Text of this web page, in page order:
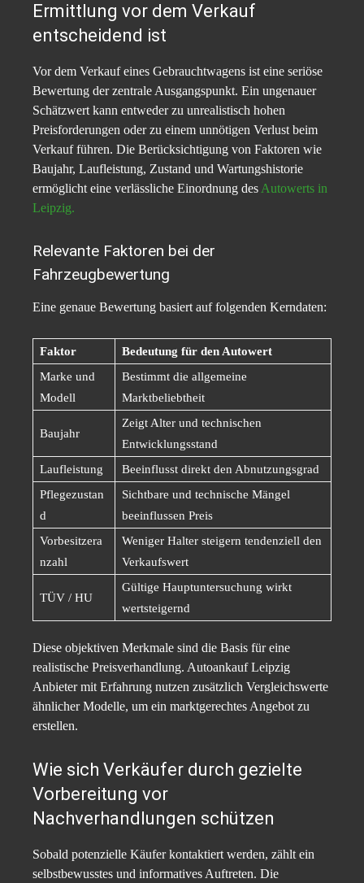
Ermittlung vor dem Verkauf
entscheidend ist
Vor dem Verkauf eines Gebrauchtwagens ist eine seriöse
Bewertung der zentrale Ausgangspunkt. Ein ungenauer
Schätzwert kann entweder zu unrealistisch hohen
Preisforderungen oder zu einem unnötigen Verlust beim
Verkauf führen. Die Berücksichtigung von Faktoren wie
Baujahr, Laufleistung, Zustand und Wartungshistorie
ermöglicht eine verlässliche Einordnung des Autowerts in
Leipzig.
Relevante Faktoren bei der
Fahrzeugbewertung
Eine genaue Bewertung basiert auf folgenden Kerndaten:
Faktor
Bedeutung für den Autowert
Marke und
Modell
Bestimmt die allgemeine
Marktbeliebtheit
Baujahr
Zeigt Alter und technischen
Entwicklungsstand
Laufleistung
Beeinflusst direkt den Abnutzungsgrad
Pflegezustan
d
Sichtbare und technische Mängel
beeinflussen Preis
Vorbesitzera
nzahl
Weniger Halter steigern tendenziell den
Verkaufswert
TÜV / HU
Gültige Hauptuntersuchung wirkt
wertsteigernd
Diese objektiven Merkmale sind die Basis für eine
realistische Preisverhandlung. Autoankauf Leipzig
Anbieter mit Erfahrung nutzen zusätzlich Vergleichswerte
ähnlicher Modelle, um ein marktgerechtes Angebot zu
erstellen.
Wie sich Verkäufer durch gezielte
Vorbereitung vor
Nachverhandlungen schützen
Sobald potenzielle Käufer kontaktiert werden, zählt ein
selbstbewusstes und informatives Auftreten. Die